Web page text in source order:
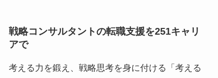
戦略コンサルタントの転職支援を251キャリ
アで
考える力を鍛え、戦略思考を身に付ける「考える